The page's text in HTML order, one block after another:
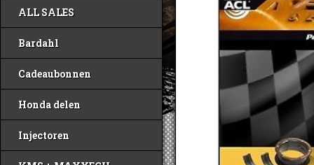
ALL SALES
Bardahl
Cadeaubonnen
Honda delen
Injectoren